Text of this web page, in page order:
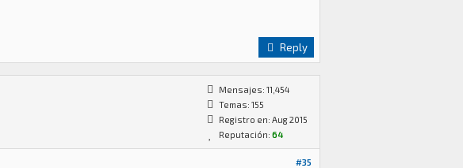
Reply
Mensajes: 11,454
Temas: 155
Registro en: Aug 2015
Reputación: 64
#35